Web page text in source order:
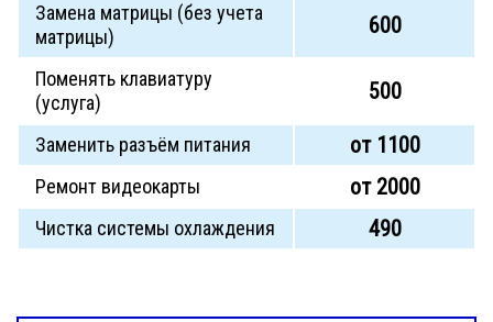
Замена матрицы (без учета
матрицы)
600
Поменять клавиатуру
(услуга)
500
Заменить разъём питания от 1100
Ремонт видеокарты от 2000
Чистка системы охлаждения 490